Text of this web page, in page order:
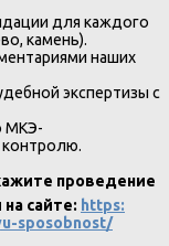
для каждого
камень).
наших
экспертизы с
МКЭ-
проведение
сайте: https:
sposobnost/